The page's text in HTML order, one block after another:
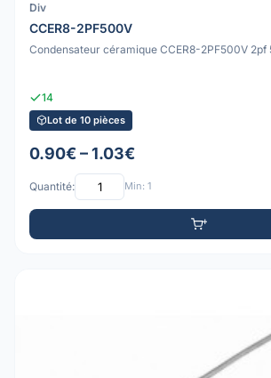
Div
CCER8-2PF500V
Condensateur céramique CCER8-2PF500V 2pf
14
Lot de 10 pièces
0.90€ – 1.03€
Quantité: Min: 1